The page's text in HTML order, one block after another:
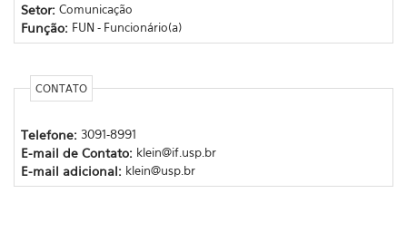
Setor: Comunicação
Função: FUN - Funcionário(a)
CONTATO
Telefone: 3091-8991
E-mail de Contato: klein@if.usp.br
E-mail adicional: klein@usp.br